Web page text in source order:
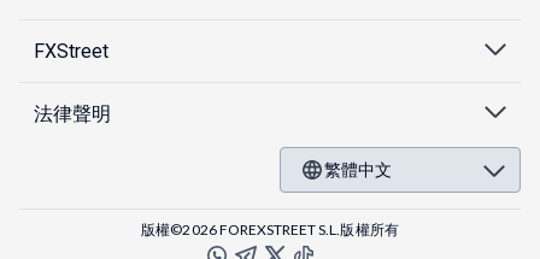
FXStreet
法律聲明
繁體中文
版權©2026 FOREXSTREET S.L.版權所有